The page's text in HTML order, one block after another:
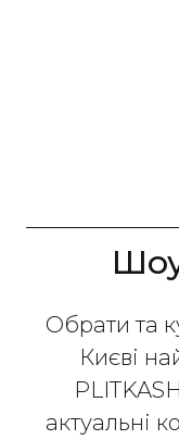
Обрати та
Києві
актуальні